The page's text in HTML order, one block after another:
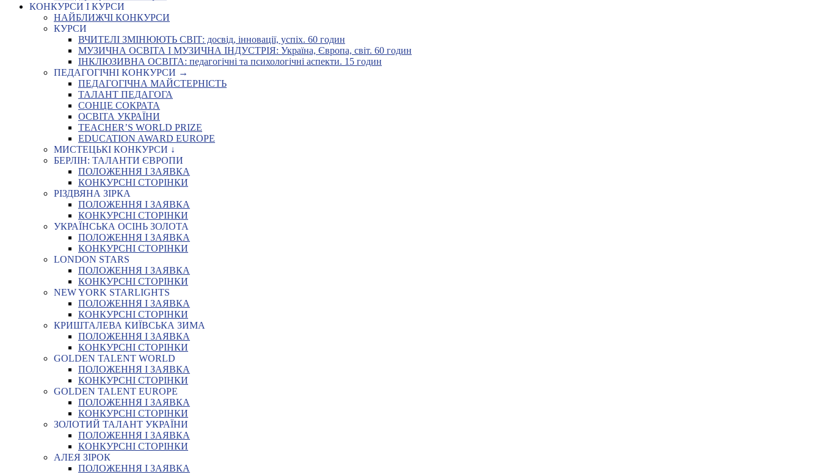
КОНКУРСИ І КУРСИ
НАЙБЛИЖЧІ КОНКУРСИ
КУРСИ
ВЧИТЕЛІ ЗМІНЮЮТЬ СВІТ: досвід, інновації, успіх. 60 годин
МУЗИЧНА ОСВІТА І МУЗИЧНА ІНДУСТРІЯ: Україна, Європа, світ. 60 годин
ІНКЛЮЗИВНА ОСВІТА: педагогічні та психологічні аспекти. 15 годин
ПЕДАГОГІЧНІ КОНКУРСИ →
ПЕДАГОГІЧНА МАЙСТЕРНІСТЬ
ТАЛАНТ ПЕДАГОГА
СОНЦЕ СОКРАТА
ОСВІТА УКРАЇНИ
TEACHER’S WORLD PRIZE
EDUCATION AWARD EUROPE
МИСТЕЦЬКІ КОНКУРСИ ↓
БЕРЛІН: ТАЛАНТИ ЄВРОПИ
ПОЛОЖЕННЯ І ЗАЯВКА
КОНКУРСНІ СТОРІНКИ
РІЗДВЯНА ЗІРКА
ПОЛОЖЕННЯ І ЗАЯВКА
КОНКУРСНІ СТОРІНКИ
УКРАЇНСЬКА ОСІНЬ ЗОЛОТА
ПОЛОЖЕННЯ І ЗАЯВКА
КОНКУРСНІ СТОРІНКИ
LONDON STARS
ПОЛОЖЕННЯ І ЗАЯВКА
КОНКУРСНІ СТОРІНКИ
NEW YORK STARLIGHTS
ПОЛОЖЕННЯ І ЗАЯВКА
КОНКУРСНІ СТОРІНКИ
КРИШТАЛЕВА КИЇВСЬКА ЗИМА
ПОЛОЖЕННЯ І ЗАЯВКА
КОНКУРСНІ СТОРІНКИ
GOLDEN TALENT WORLD
ПОЛОЖЕННЯ І ЗАЯВКА
КОНКУРСНІ СТОРІНКИ
GOLDEN TALENT EUROPE
ПОЛОЖЕННЯ І ЗАЯВКА
КОНКУРСНІ СТОРІНКИ
ЗОЛОТИЙ ТАЛАНТ УКРАЇНИ
ПОЛОЖЕННЯ І ЗАЯВКА
КОНКУРСНІ СТОРІНКИ
АЛЕЯ ЗІРОК
ПОЛОЖЕННЯ І ЗАЯВКА